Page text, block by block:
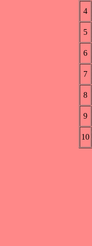
4
5
6
7
8
9
10